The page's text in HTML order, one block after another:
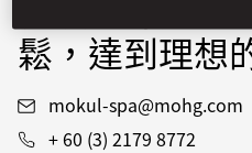
鬆，達到理想
mokul-spa@mohg.com
+ 60 (3) 2179 8772